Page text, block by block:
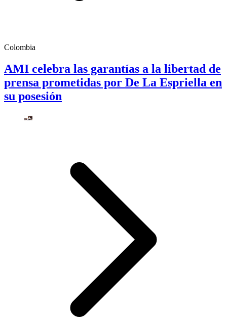
Colombia
AMI celebra las garantías a la libertad de
prensa prometidas por De La Espriella en
su posesión